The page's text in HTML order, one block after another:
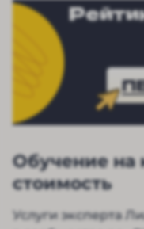
Обучение на
стоимость
Услуги эксперта